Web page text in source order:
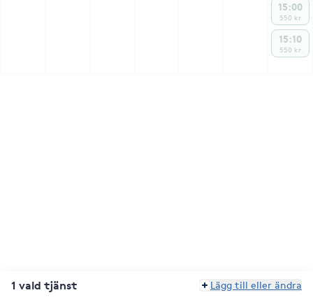
15:00
550 kr
15:10
550 kr
1 vald tjänst Lägg till eller ändra